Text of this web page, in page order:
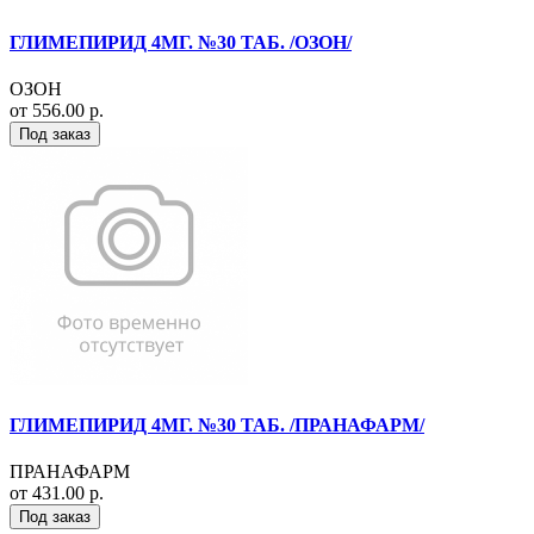
ГЛИМЕПИРИД 4МГ. №30 ТАБ. /ОЗОН/
ОЗОН
от 556.00 р.
Под заказ
ГЛИМЕПИРИД 4МГ. №30 ТАБ. /ПРАНАФАРМ/
ПРАНАФАРМ
от 431.00 р.
Под заказ